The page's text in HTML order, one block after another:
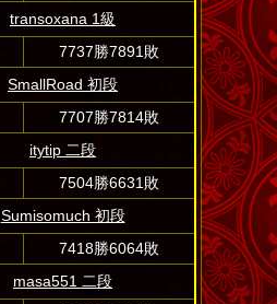
transoxana 1級
7737勝7891敗
SmallRoad 初段
7707勝7814敗
itytip 二段
7504勝6631敗
Sumisomuch 初段
7418勝6064敗
masa551 二段